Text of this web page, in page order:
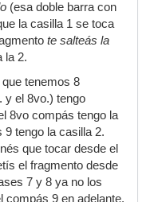
(esa doble barra con
la casilla 1 se toca
te salteás la
la 2.
tenemos 8
y el 8vo.) tengo
8vo compás tengo la
9 tengo la casilla 2.
que tocar desde el
el fragmento desde
7 y 8 ya no los
compás 9 en adelante.